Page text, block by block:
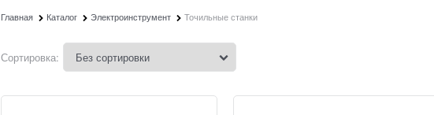
Главная Каталог Электроинструмент Точильные станки
Сортировка: